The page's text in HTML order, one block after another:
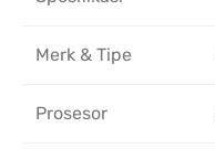
Merk & Tipe
Prosesor